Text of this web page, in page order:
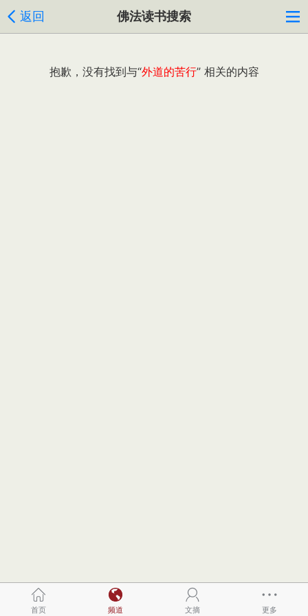
返回 佛法读书搜索
抱歉，没有找到与“外道的苦行” 相关的内容
首页 频道 文摘 更多